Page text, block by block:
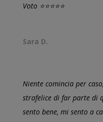
Voto ⭐⭐⭐⭐⭐
Sara D.
Niente comincia per
strafelice di far parte di
sento bene, mi sento a